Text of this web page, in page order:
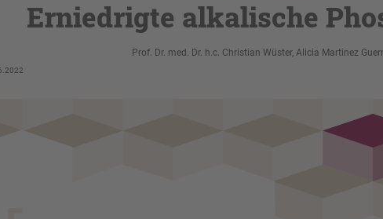
Erniedrigte alkalische
Prof. Dr. med. Dr. h.c. Christian Wüster, Alicia Martinez